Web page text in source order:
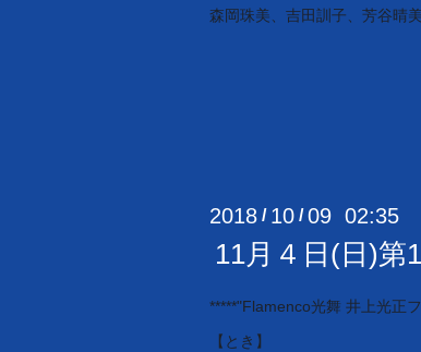
森岡珠美、吉田訓子、芳谷晴美
2018 / 10 /09 02:35
11月４日(日)第
*****"Flamenco光舞 井上光正
【とき】